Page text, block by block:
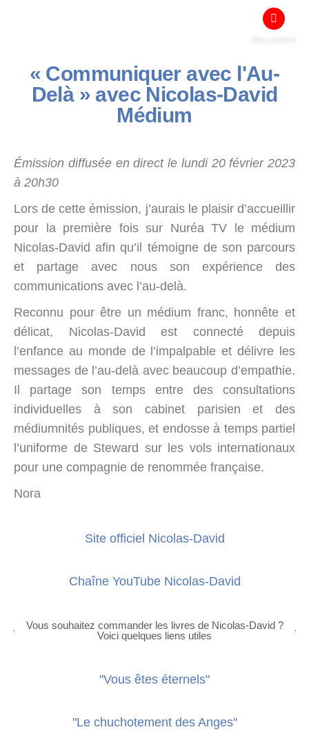
« Communiquer avec l'Au-
Delà » avec Nicolas-David
Médium
Émission diffusée en direct le lundi 20 février 2023
à 20h30
Lors de cette émission, j’aurais le plaisir d’accueillir
pour la première fois sur Nuréa TV le médium
Nicolas-David afin qu’il témoigne de son parcours
et partage avec nous son expérience des
communications avec l’au-delà.
Reconnu pour être un médium franc, honnête et
délicat, Nicolas-David est connecté depuis
l’enfance au monde de l’impalpable et délivre les
messages de l’au-delà avec beaucoup d’empathie.
Il partage son temps entre des consultations
individuelles à son cabinet parisien et des
médiumnités publiques, et endosse à temps partiel
l’uniforme de Steward sur les vols internationaux
pour une compagnie de renommée française.
Nora
Site officiel Nicolas-David
Chaîne YouTube Nicolas-David
Vous souhaitez commander les livres de Nicolas-David ?
Voici quelques liens utiles
"Vous êtes éternels"
"Le chuchotement des Anges"